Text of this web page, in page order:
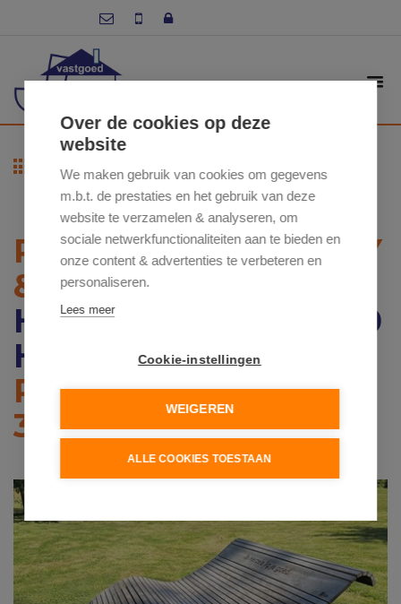
Terug naar overzicht
RESIDENTIE STARSKY
& HUTCH
HOOGSTRAAT 5, 9550
HERZELE
PRIJS VANAF €
325 500
Over de cookies op deze
website
We maken gebruik van cookies om gegevens
m.b.t. de prestaties en het gebruik van deze
website te verzamelen & analyseren, om
sociale netwerkfunctionaliteiten aan te bieden en
onze content & advertenties te verbeteren en
personaliseren.
Lees meer
Cookie-instellingen
WEIGEREN
ALLE COOKIES TOESTAAN